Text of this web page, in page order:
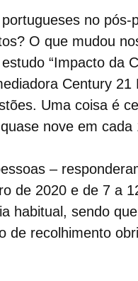
no pós-
O que mudou
estudo “Impacto da
Century
Uma coisa é
quase nove em
–
de 2020 e de 7 a
habitual , sendo
de recolhimento